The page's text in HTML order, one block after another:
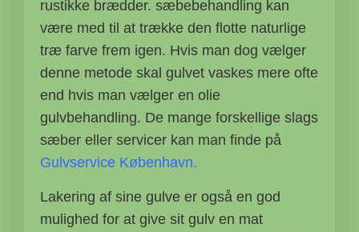
rustikke brædder. sæbebehandling kan
være med til at trække den flotte naturlige
træ farve frem igen. Hvis man dog vælger
denne metode skal gulvet vaskes mere ofte
end hvis man vælger en olie
gulvbehandling. De mange forskellige slags
sæber eller servicer kan man finde på
Gulvservice København.
Lakering af sine gulve er også en god
mulighed for at give sit gulv en mat